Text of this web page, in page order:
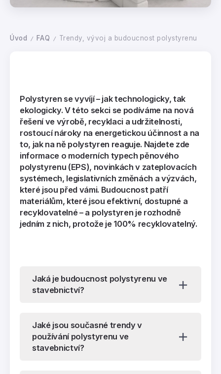
Úvod / FAQ / Trendy, vývoj a budoucnost polystyrenu
Polystyren se vyvíjí – jak technologicky, tak
ekologicky. V této sekci se podíváme na nová
řešení ve výrobě, recyklaci a udržitelnosti,
rostoucí nároky na energetickou účinnost a na
to, jak na ně polystyren reaguje. Najdete zde
informace o moderních typech pěnového
polystyrenu (EPS), novinkách v zateplovacích
systémech, legislativních změnách a výzvách,
které jsou před vámi. Budoucnost patří
materiálům, které jsou efektivní, dostupné a
recyklovatelné – a polystyren je rozhodně
jedním z nich, protože je 100% recyklovatelný.
Jaká je budoucnost polystyrenu ve
stavebnictví?
Jaké jsou současné trendy v
používání polystyrenu ve
stavebnictví?